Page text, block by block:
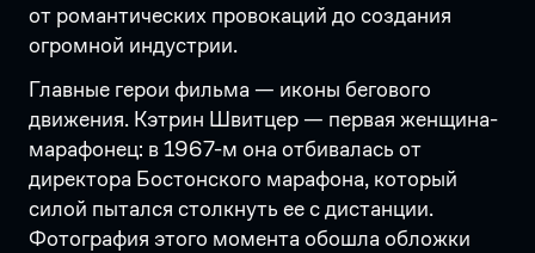
от романтических провокаций до создания
огромной индустрии.
Главные герои фильма — иконы бегового
движения. Кэтрин Швитцер — первая женщина-
марафонец: в 1967-м она отбивалась от
директора Бостонского марафона, который
силой пытался столкнуть ее с дистанции.
Фотография этого момента обошла обложки